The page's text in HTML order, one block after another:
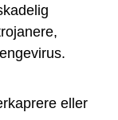
eller